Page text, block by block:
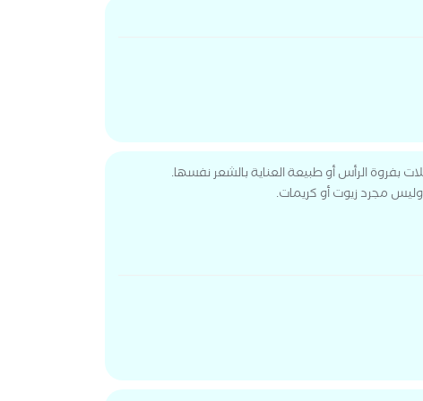
الرأس أو طبيعة العناية بالشعر نفسها.
مجرد زيوت أو كريمات.